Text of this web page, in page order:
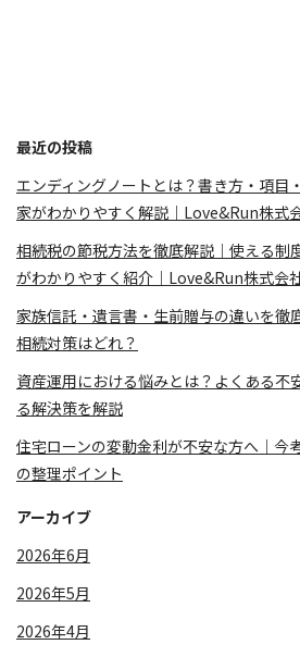
最近の投稿
エンディングノートとは？書き方・項目
家がわかりやすく解説｜Love&Run株式
相続税の節税方法を徹底解説｜使える制
がわかりやすく紹介｜Love&Run株式会
家族信託・遺言書・生前贈与の違いを徹
相続対策はどれ？
資産運用における悩みとは？よくある不
る解決策を解説
住宅ローンの変動金利が不安な方へ｜今
の整理ポイント
アーカイブ
2026年6月
2026年5月
2026年4月